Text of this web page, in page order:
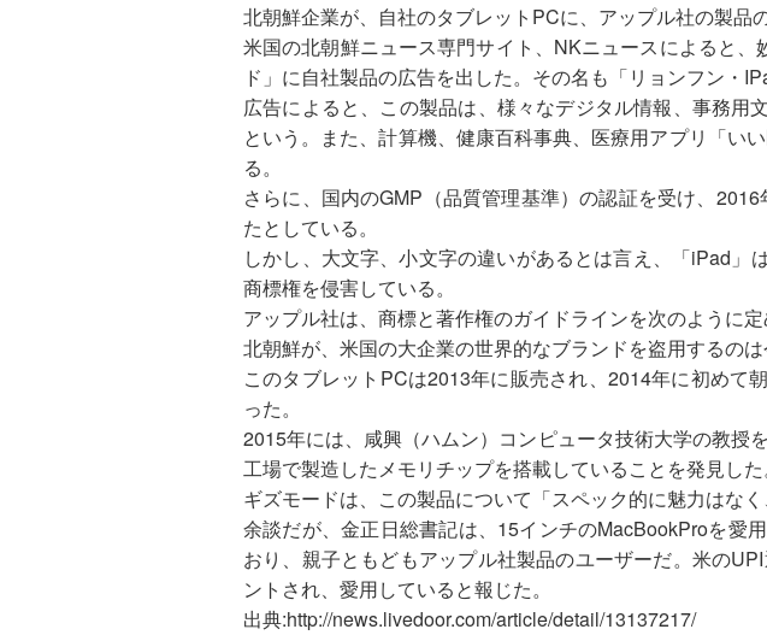
北朝鮮企業が、自社のタブレットPCに、アップル社の製品
米国の北朝鮮ニュース専門サイト、NKニュースによると
ド」に自社製品の広告を出した。その名も「リョンフン・
広告によると、この製品は、様々なデジタル情報、事務
という。また、計算機、健康百科事典、医療用アプリ「い
る。
さらに、国内のGMP（品質管理基準）の認証を受け、
たとしている。
しかし、大文字、小文字の違いがあるとは言え、「iPad
商標権を侵害している。
アップル社は、商標と著作権のガイドラインを次のように定
北朝鮮が、米国の大企業の世界的なブランドを盗用するの
このタブレットPCは2013年に販売され、2014年に初め
った。
2015年には、咸興（ハムン）コンピュータ技術大学の教授
工場で製造したメモリチップを搭載していることを発見した
ギズモードは、この製品について「スペック的に魅力はな
余談だが、金正日総書記は、15インチのMacBookProを愛
おり、親子ともどもアップル社製品のユーザーだ。米の
ントされ、愛用していると報じた。
出典:http://news.livedoor.com/article/detail/13137217/